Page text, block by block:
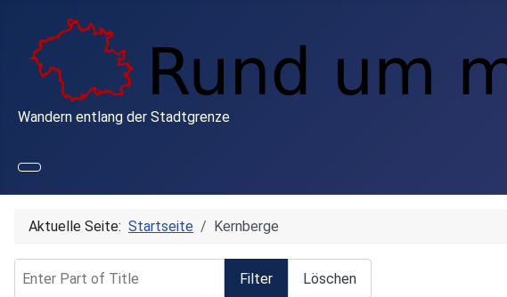
Wandern entlang der Stadtgrenze
Aktuelle Seite: Startseite Kernberge
Enter Part of Title
Filter Löschen